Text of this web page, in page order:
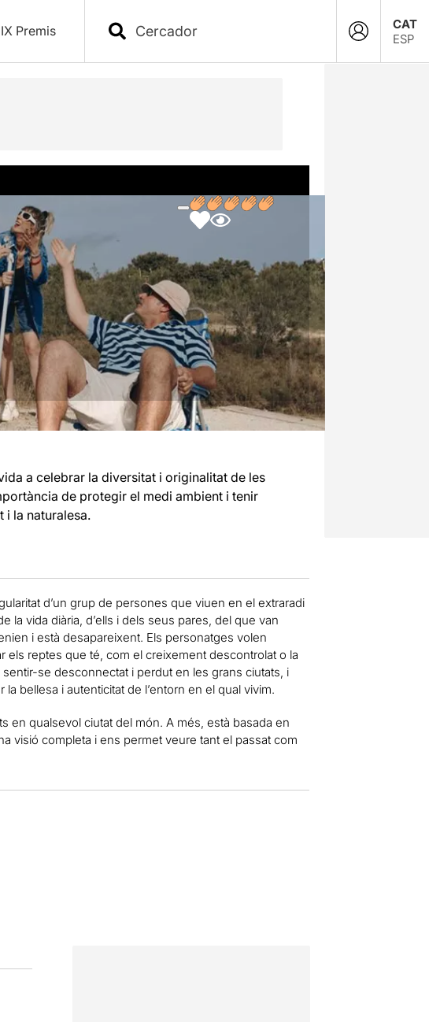
Premis
CAT
ESP
a celebrar la diversitat i originalitat de les
de protegir el medi ambient i tenir
i la naturalesa.
d’un grup de persones que viuen en el extraradi
la vida diària, d’ells i dels seus pares, del que van
i està desapareixent. Els personatges volen
els reptes que té, com el creixement descontrolat o la
se desconnectat i perdut en les grans ciutats, i
bellesa i autenticitat de l’entorn en el qual vivim.
en qualsevol ciutat del món. A més, està basada en
visió completa i ens permet veure tant el passat com